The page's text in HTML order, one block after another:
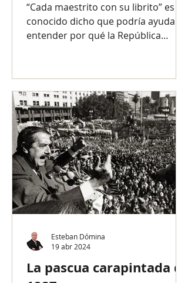
“Cada maestrito con su librito” es un
conocido dicho que podría ayudar a
entender por qué la República
La pascua carapintada de
Esteban Dómina
19 abr 2024